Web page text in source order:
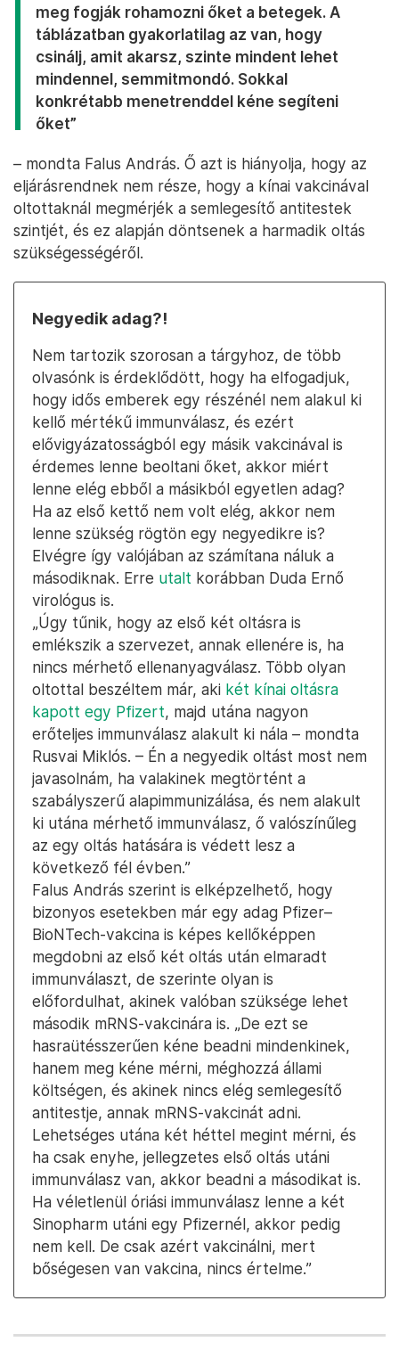
meg fogják rohamozni őket a betegek. A
táblázatban gyakorlatilag az van, hogy
csinálj, amit akarsz, szinte mindent lehet
mindennel, semmitmondó. Sokkal
konkrétabb menetrenddel kéne segíteni
őket”
– mondta Falus András. Ő azt is hiányolja, hogy az
eljárásrendnek nem része, hogy a kínai vakcinával
oltottaknál megmérjék a semlegesítő antitestek
szintjét, és ez alapján döntsenek a harmadik oltás
szükségességéről.
Negyedik adag?!
Nem tartozik szorosan a tárgyhoz, de több
olvasónk is érdeklődött, hogy ha elfogadjuk,
hogy idős emberek egy részénél nem alakul ki
kellő mértékű immunválasz, és ezért
elővigyázatosságból egy másik vakcinával is
érdemes lenne beoltani őket, akkor miért
lenne elég ebből a másikból egyetlen adag?
Ha az első kettő nem volt elég, akkor nem
lenne szükség rögtön egy negyedikre is?
Elvégre így valójában az számítana náluk a
másodiknak. Erre utalt korábban Duda Ernő
virológus is.
„Úgy tűnik, hogy az első két oltásra is
emlékszik a szervezet, annak ellenére is, ha
nincs mérhető ellenanyagválasz. Több olyan
oltottal beszéltem már, aki két kínai oltásra
kapott egy Pfizert, majd utána nagyon
erőteljes immunválasz alakult ki nála – mondta
Rusvai Miklós. – Én a negyedik oltást most nem
javasolnám, ha valakinek megtörtént a
szabályszerű alapimmunizálása, és nem alakult
ki utána mérhető immunválasz, ő valószínűleg
az egy oltás hatására is védett lesz a
következő fél évben.”
Falus András szerint is elképzelhető, hogy
bizonyos esetekben már egy adag Pfizer–
BioNTech-vakcina is képes kellőképpen
megdobni az első két oltás után elmaradt
immunválaszt, de szerinte olyan is
előfordulhat, akinek valóban szüksége lehet
második mRNS-vakcinára is. „De ezt se
hasraütésszerűen kéne beadni mindenkinek,
hanem meg kéne mérni, méghozzá állami
költségen, és akinek nincs elég semlegesítő
antitestje, annak mRNS-vakcinát adni.
Lehetséges utána két héttel megint mérni, és
ha csak enyhe, jellegzetes első oltás utáni
immunválasz van, akkor beadni a másodikat is.
Ha véletlenül óriási immunválasz lenne a két
Sinopharm utáni egy Pfizernél, akkor pedig
nem kell. De csak azért vakcinálni, mert
bőségesen van vakcina, nincs értelme.”